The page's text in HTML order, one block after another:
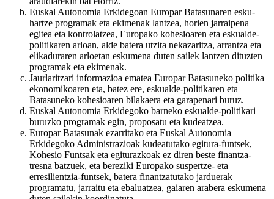
Euskal Autonomia Erkidegoan Europar Batasunaren esku-
hartze programak eta ekimenak lantzea, horien jarraipena
egitea eta kontrolatzea, Europako kohesioaren eta eskualde-
politikaren arloan, alde batera utzita nekazaritza, arrantza eta
elikaduraren arloetan eskumena duten sailek lantzen dituzten
programak eta ekimenak.
Jaurlaritzari informazioa ematea Europar Batasuneko politika
ekonomikoaren eta, batez ere, eskualde-politikaren eta
Batasuneko kohesioaren bilakaera eta garapenari buruz.
Euskal Autonomia Erkidegoko barneko eskualde-politikari
buruzko programak egin, proposatu eta kudeatzea.
Europar Batasunak ezarritako eta Euskal Autonomia
Erkidegoko Administrazioak kudeatutako egitura-funtsek,
Kohesio Funtsak eta egiturazkoak ez diren beste finantza-
tresna batzuek, eta bereziki Europako suspertze- eta
erresilientzia-funtsek, batera finantzatutako jarduerak
programatu, jarraitu eta ebaluatzea, gaiaren arabera eskumena